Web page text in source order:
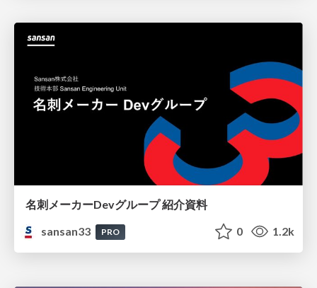
名刺メーカーDevグループ 紹介資料
sansan33
PRO 0 1.2k